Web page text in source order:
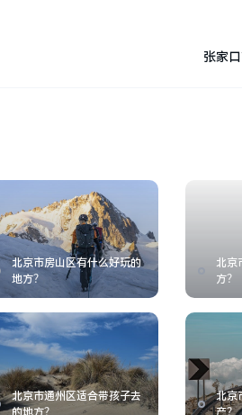
张家
北京市房山区有什么好玩的
地方？
北京
方？
北京市通州区适合带孩子去
的地方？
北京
产？